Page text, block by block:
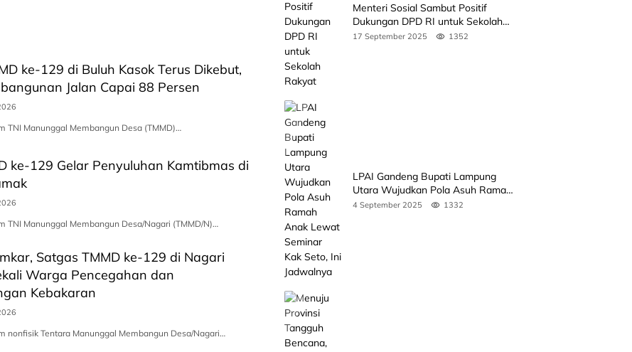
ke-129 di Buluh Kasok Terus Dikebut,
Jalan Capai 88 Persen
TNI Manunggal Membangun Desa (TMMD)…
ke-129 Gelar Penyuluhan Kamtibmas di
TNI Manunggal Membangun Desa/Nagari (TMMD/N)…
Satgas TMMD ke-129 di Nagari
Warga Pencegahan dan
Kebakaran
nonfisik Tentara Manunggal Membangun Desa/Nagari…
Menteri Sosial Sambut Positif
Dukungan DPD RI untuk Sekolah
Rakyat
17 September 2025 1352
LPAI Gandeng Bupati Lampung
Utara Wujudkan Pola Asuh Ramah
Anak Lewat Seminar Kak Seto, Ini
4 September 2025 1332